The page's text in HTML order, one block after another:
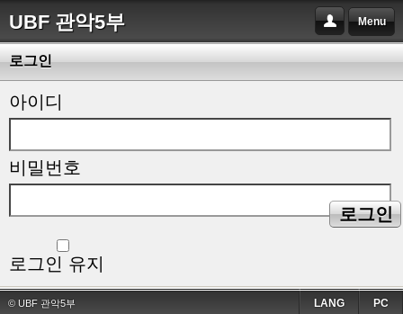
UBF 관악5부 Menu
로그인
아이디
비밀번호
로그인 유지
로그인
© UBF 관악5부 PC
LANG